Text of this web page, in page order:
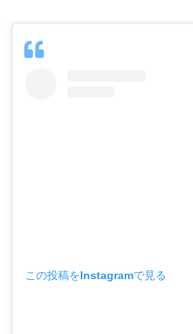
この投稿をInstagramで見る